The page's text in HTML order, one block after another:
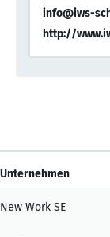
info@iws-
http://
Unternehmen
New Work SE